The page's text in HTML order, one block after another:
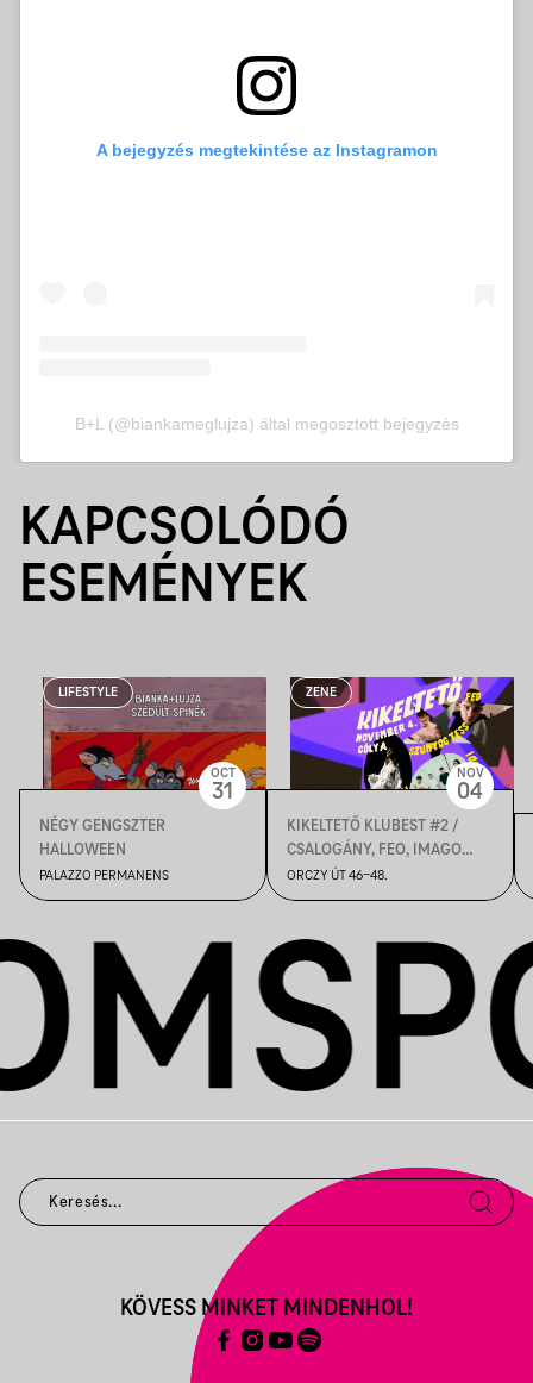
A bejegyzés megtekintése az Instagramon
B+L (@biankameglujza) által megosztott bejegyzés
KAPCSOLÓDÓ
ESEMÉNYEK
LIFESTYLE
NÉGY GENGSZTER
HALLOWEEN
PALAZZO PERMANENS
OCT
31
ZENE
KIKELTETŐ KLUBEST #2 /
CSALOGÁNY, FEO, IMAGO
MUNDI, SZUNYOG TESS
ORCZY ÚT 46-48.
NOV
04
KÖVESS MINKET MINDENHOL!